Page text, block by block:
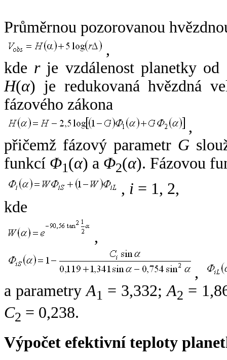
Průměrnou pozorovanou
,
kde rje vzdálenost planetky od
H(α) je redukovaná hvězdná
fázového zákona
,
přičemž fázový parametr G
funkcí Φ1(α) a Φ2(α). Fázovou
, i = 1, 2,
kde
,
,
a parametryA1 = 3,332;A2 =
C2 = 0,238.
Výpočet efektivní teploty